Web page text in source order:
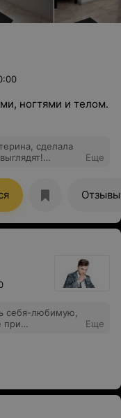
ногтями и телом.
сделала
Еще
Отзывы
себя-любимую,
при
мастером.
не
не видела.
персонал,
довольна
Еще